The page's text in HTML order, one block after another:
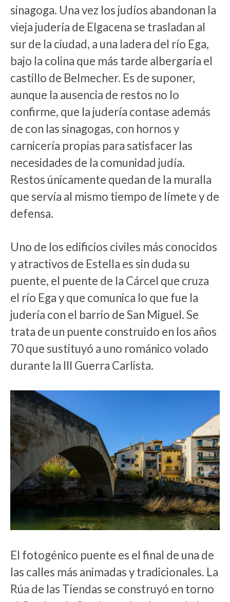
sinagoga. Una vez los judíos abandonan la
vieja judería de Elgacena se trasladan al
sur de la ciudad, a una ladera del río Ega,
bajo la colina que más tarde albergaría el
castillo de Belmecher. Es de suponer,
aunque la ausencia de restos no lo
confirme, que la judería contase además
de con las sinagogas, con hornos y
carnicería propias para satisfacer las
necesidades de la comunidad judía.
Restos únicamente quedan de la muralla
que servía al mismo tiempo de límete y de
defensa.
Uno de los edificios civiles más conocidos
y atractivos de Estella es sin duda su
puente, el puente de la Cárcel que cruza
el río Ega y que comunica lo que fue la
judería con el barrio de San Miguel. Se
trata de un puente construido en los años
70 que sustituyó a uno románico volado
durante la III Guerra Carlista.
El fotogénico puente es el final de una de
las calles más animadas y tradicionales. La
Rúa de las Tiendas se construyó en torno